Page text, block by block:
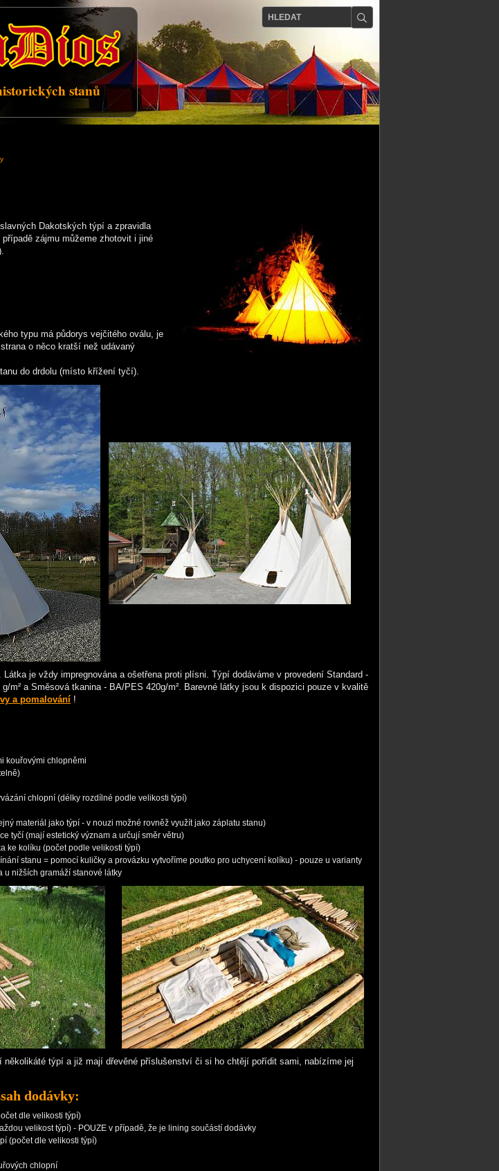
stanů
Dakotských týpí a zpravidla
zájmu můžeme zhotovit i jiné
typu má půdorys vejčitého oválu, je
o něco kratší než udávaný
do drdolu (místo křížení tyčí).
je vždy impregnována a ošetřena proti plísni. Týpí dodáváme v provedení Standard -
g/m² a Směsová tkanina - BA/PES 420g/m². Barevné látky jsou k dispozici pouze v kvalitě
a pomalování !
kouřovými chlopněmi
chlopní (délky rozdílné podle velikosti týpí)
materiál jako týpí - v nouzi možné rovněž využít jako záplatu stanu)
tyčí (mají estetický význam a určují směr větru)
kolíku (počet podle velikosti týpí)
stanu = pomocí kuličky a provázku vytvoříme poutko pro uchycení kolíku) - pouze u varianty
u nižších gramáží stanové látky
několikáté týpí a již mají dřevěné příslušenství či si ho chtějí pořídit sami, nabízíme jej
dodávky:
dle velikosti týpí)
velikost týpí) - POUZE v případě, že je lining součástí dodávky
dle velikosti týpí)
chlopní